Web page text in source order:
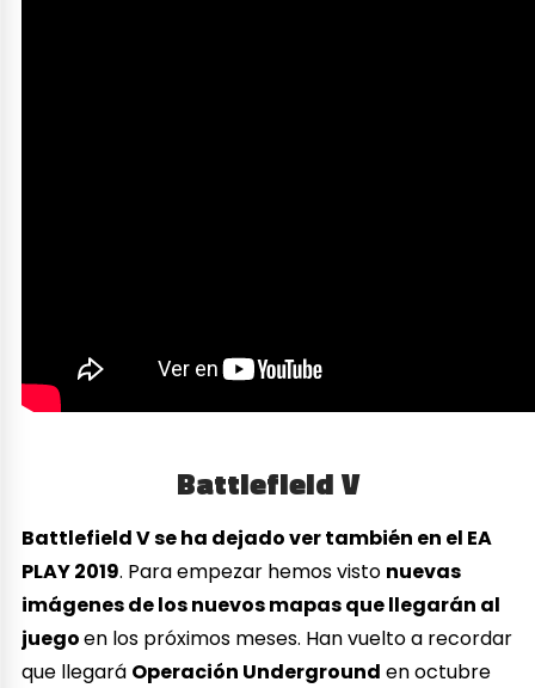
Battlefield V
Battlefield V se ha dejado ver también en el EA
PLAY 2019. Para empezar hemos visto nuevas
imágenes de los nuevos mapas que llegarán al
juegoen los próximos meses. Han vuelto a recordar
que llegará Operación Underground en octubre